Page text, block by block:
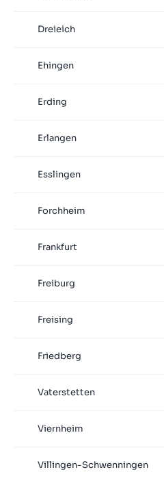
Dreieich
Ehingen
Erding
Erlangen
Esslingen
Forchheim
Frankfurt
Freiburg
Freising
Friedberg
Vaterstetten
Viernheim
Villingen-Schwenningen